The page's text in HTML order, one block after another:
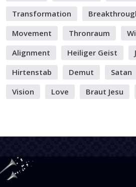
Transformation
Movement
Thronraum
Alignment
Heiliger Geist
Hirtenstab
Demut Satan
Vision
Love Braut Jesu